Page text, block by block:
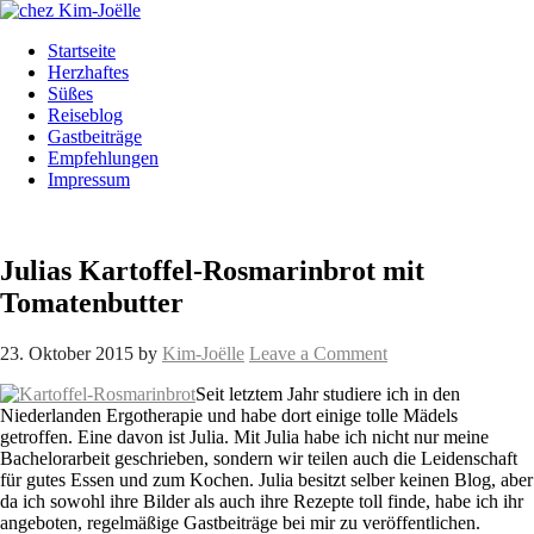
Startseite
Herzhaftes
Süßes
Reiseblog
Gastbeiträge
Empfehlungen
Impressum
Julias Kartoffel-Rosmarinbrot mit
Tomatenbutter
23. Oktober 2015 by Kim-Joëlle Leave a Comment
Seit letztem Jahr studiere ich in den
Niederlanden Ergotherapie und habe dort einige tolle Mädels
getroffen. Eine davon ist Julia. Mit Julia habe ich nicht nur meine
Bachelorarbeit geschrieben, sondern wir teilen auch die Leidenschaft
für gutes Essen und zum Kochen. Julia besitzt selber keinen Blog, aber
da ich sowohl ihre Bilder als auch ihre Rezepte toll finde, habe ich ihr
angeboten, regelmäßige Gastbeiträge bei mir zu veröffentlichen.